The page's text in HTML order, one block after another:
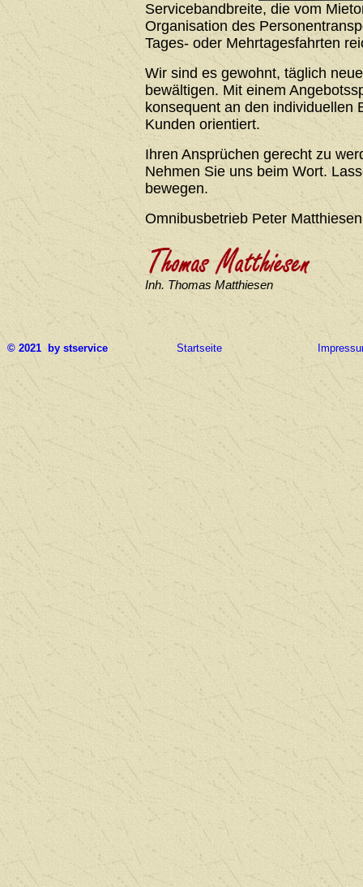
Servicebandbreite, die vom
Organisation des
Tages- oder Mehrtagesfahrten
Wir sind es gewohnt, täglich
bewältigen. Mit einem
konsequent an den individuellen
Kunden orientiert.
Ihren Ansprüchen gerecht zu
Nehmen Sie uns beim Wort.
bewegen.
Omnibusbetrieb Peter Matthiesen
Inh. Thomas Matthiesen
© 2021 by stservice Startseite